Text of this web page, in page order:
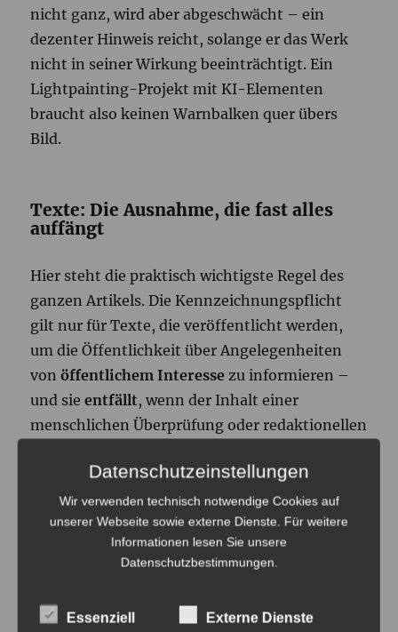
nicht ganz, wird aber abgeschwächt – ein
dezenter Hinweis reicht, solange er das Werk
nicht in seiner Wirkung beeinträchtigt. Ein
Lightpainting-Projekt mit KI-Elementen
braucht also keinen Warnbalken quer übers
Bild.
Texte: Die Ausnahme, die fast alles
auffängt
Hier steht die praktisch wichtigste Regel des
ganzen Artikels. Die Kennzeichnungspflicht
gilt nur für Texte, die veröffentlicht werden,
um die Öffentlichkeit über Angelegenheiten
vonöffentlichem Interesse zu informieren –
und sieentfällt, wenn der Inhalt einer
menschlichen Überprüfung oder redaktionellen
natürliche oder juristische Person die
redaktionelle Verantwortung trägt.
Im Klartext: Wer einen KI-Entwurf schreiben
lässt, ihn liest, überarbeitet, verantwortet und
nicht kennzeichnen. Der Gesetzgeber verlangt
Datenschutzeinstellungen
Wir verwenden technisch notwendige Cookies auf
unserer Webseite sowie externe Dienste. Für weitere
Informationen lesen Sie unsere
Datenschutzbestimmungen.
Essenziell Externe Dienste